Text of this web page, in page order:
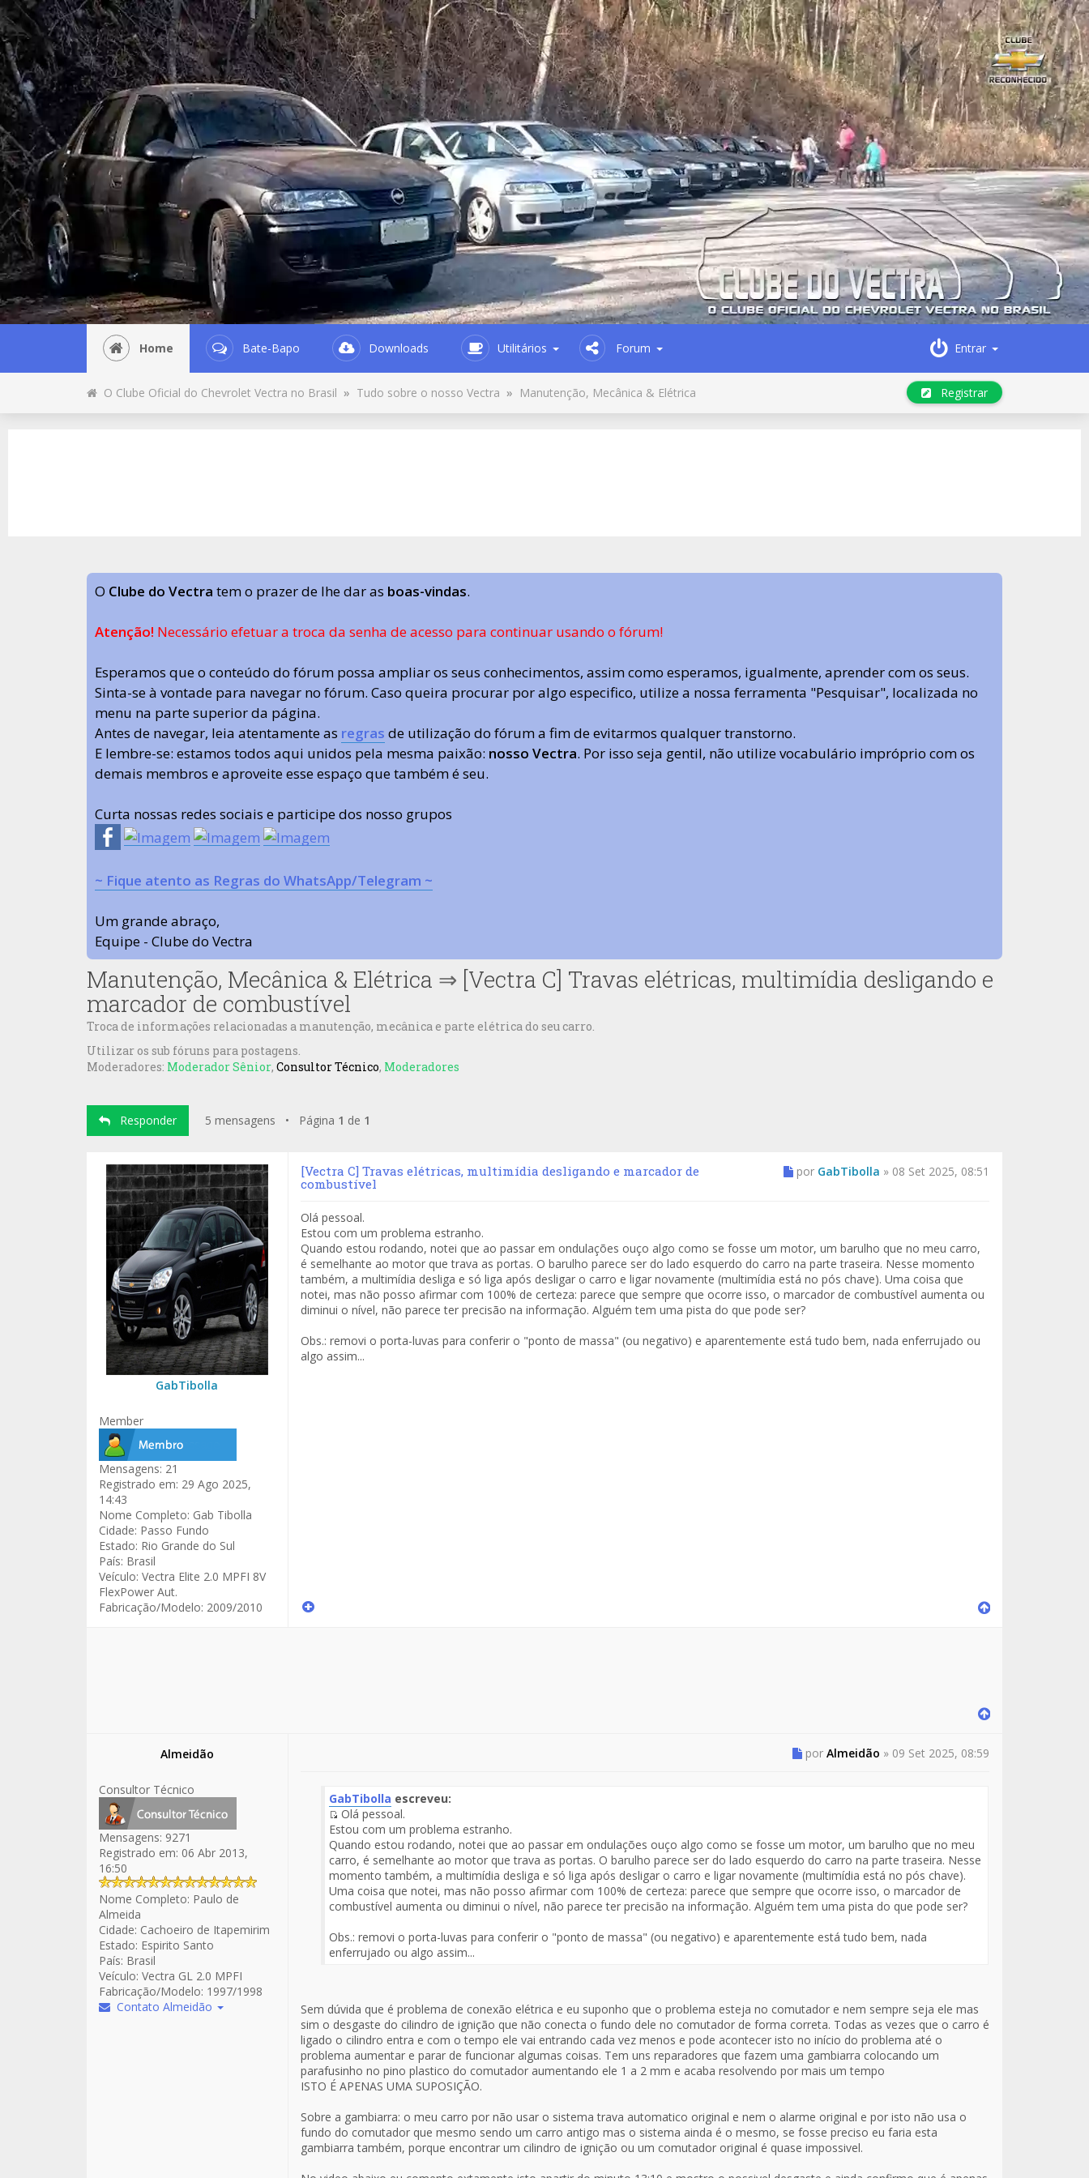
Home Bate-Bapo Downloads Utilitários Forum Entrar
O Clube Oficial do Chevrolet Vectra no Brasil » Tudo sobre o nosso Vectra » Manutenção, Mecânica & Elétrica Registrar
O Clube do Vectra tem o prazer de lhe dar as boas-vindas.
Atenção! Necessário efetuar a troca da senha de acesso para continuar usando o fórum!
Esperamos que o conteúdo do fórum possa ampliar os seus conhecimentos, assim como esperamos, igualmente, aprender com os seus.
Sinta-se à vontade para navegar no fórum. Caso queira procurar por algo especifico, utilize a nossa ferramenta "Pesquisar", localizada no
menu na parte superior da página.
Antes de navegar, leia atentamente as regras de utilização do fórum a fim de evitarmos qualquer transtorno.
E lembre-se: estamos todos aqui unidos pela mesma paixão: nosso Vectra. Por isso seja gentil, não utilize vocabulário impróprio com os
demais membros e aproveite esse espaço que também é seu.
Curta nossas redes sociais e participe dos nosso grupos
~ Fique atento as Regras do WhatsApp/Telegram ~
Um grande abraço,
Equipe - Clube do Vectra
Manutenção, Mecânica & Elétrica ⇒ [Vectra C] Travas elétricas, multimídia desligando e
marcador de combustível
Troca de informações relacionadas a manutenção, mecânica e parte elétrica do seu carro.
Utilizar os sub fóruns para postagens.
Moderadores: Moderador Sênior, Consultor Técnico, Moderadores
Responder 5 mensagens • Página 1 de 1
GabTibolla
Member
Mensagens: 21
Registrado em: 29 Ago 2025,
14:43
Nome Completo: Gab Tibolla
Cidade: Passo Fundo
Estado: Rio Grande do Sul
País: Brasil
Veículo: Vectra Elite 2.0 MPFI 8V
FlexPower Aut.
Fabricação/Modelo: 2009/2010
[Vectra C] Travas elétricas, multimídia desligando e marcador de
combustível
por GabTibolla » 08 Set 2025, 08:51
Olá pessoal.
Estou com um problema estranho.
Quando estou rodando, notei que ao passar em ondulações ouço algo como se fosse um motor, um barulho que no meu carro,
é semelhante ao motor que trava as portas. O barulho parece ser do lado esquerdo do carro na parte traseira. Nesse momento
também, a multimídia desliga e só liga após desligar o carro e ligar novamente (multimídia está no pós chave). Uma coisa que
notei, mas não posso afirmar com 100% de certeza: parece que sempre que ocorre isso, o marcador de combustível aumenta ou
diminui o nível, não parece ter precisão na informação. Alguém tem uma pista do que pode ser?
Obs.: removi o porta-luvas para conferir o "ponto de massa" (ou negativo) e aparentemente está tudo bem, nada enferrujado ou
algo assim...
Almeidão
Consultor Técnico
Mensagens: 9271
Registrado em: 06 Abr 2013,
16:50
Nome Completo: Paulo de
Almeida
Cidade: Cachoeiro de Itapemirim
Estado: Espirito Santo
País: Brasil
Veículo: Vectra GL 2.0 MPFI
Fabricação/Modelo: 1997/1998
Contato Almeidão
por Almeidão » 09 Set 2025, 08:59
GabTibolla escreveu:
Fuente
del
Mensaje
Olá pessoal.
Estou com um problema estranho.
Quando estou rodando, notei que ao passar em ondulações ouço algo como se fosse um motor, um barulho que no meu
carro, é semelhante ao motor que trava as portas. O barulho parece ser do lado esquerdo do carro na parte traseira. Nesse
momento também, a multimídia desliga e só liga após desligar o carro e ligar novamente (multimídia está no pós chave).
Uma coisa que notei, mas não posso afirmar com 100% de certeza: parece que sempre que ocorre isso, o marcador de
combustível aumenta ou diminui o nível, não parece ter precisão na informação. Alguém tem uma pista do que pode ser?
Obs.: removi o porta-luvas para conferir o "ponto de massa" (ou negativo) e aparentemente está tudo bem, nada
enferrujado ou algo assim...
Sem dúvida que é problema de conexão elétrica e eu suponho que o problema esteja no comutador e nem sempre seja ele mas
sim o desgaste do cilindro de ignição que não conecta o fundo dele no comutador de forma correta. Todas as vezes que o carro é
ligado o cilindro entra e com o tempo ele vai entrando cada vez menos e pode acontecer isto no início do problema até o
problema aumentar e parar de funcionar algumas coisas. Tem uns reparadores que fazem uma gambiarra colocando um
parafusinho no pino plastico do comutador aumentando ele 1 a 2 mm e acaba resolvendo por mais um tempo
ISTO É APENAS UMA SUPOSIÇÃO.
Sobre a gambiarra: o meu carro por não usar o sistema trava automatico original e nem o alarme original e por isto não usa o
fundo do comutador que mesmo sendo um carro antigo mas o sistema ainda é o mesmo, se fosse preciso eu faria esta
gambiarra também, porque encontrar um cilindro de ignição ou um comutador original é quase impossivel.